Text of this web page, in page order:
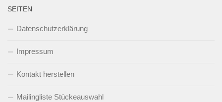
SEITEN
Datenschutzerklärung
Impressum
Kontakt herstellen
Mailingliste Stückeauswahl